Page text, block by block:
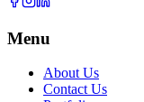
Menu
About Us
Contact Us